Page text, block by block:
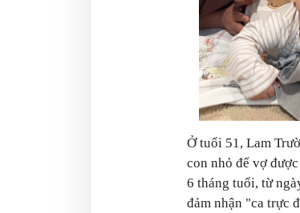
Ở tuổi 51, Lam
con nhỏ để vợ
6 tháng tuổi, từ
đảm nhận "ca trực